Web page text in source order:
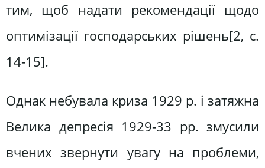
тим, щоб надати рекомендації щодо
оптимізації господарських рішень[2, c.
14-15].
Однак небувала криза 1929 р. і затяжна
Велика депресія 1929-33 рр. змусили
вчених звернути увагу на проблеми,